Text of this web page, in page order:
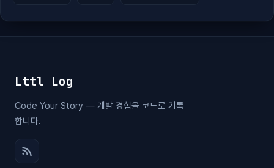
Lttl Log
Code Your Story — 개발 경험을 코드로 기록
합니다.